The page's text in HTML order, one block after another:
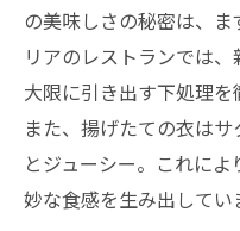
の美味しさの秘密は、
リアのレストランでは
大限に引き出す下処理を
また、揚げたての衣は
とジューシー。これに
妙な食感を生み出してい